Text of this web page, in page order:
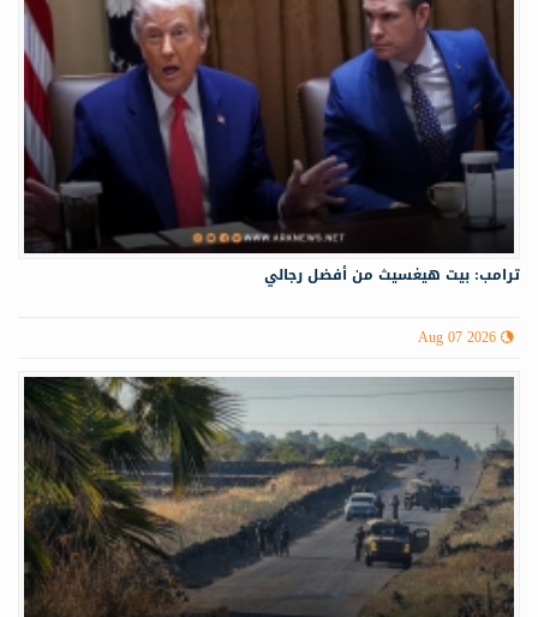
ترامب: بيت هيغسيث من أفضل رجالي
Aug 07 2026